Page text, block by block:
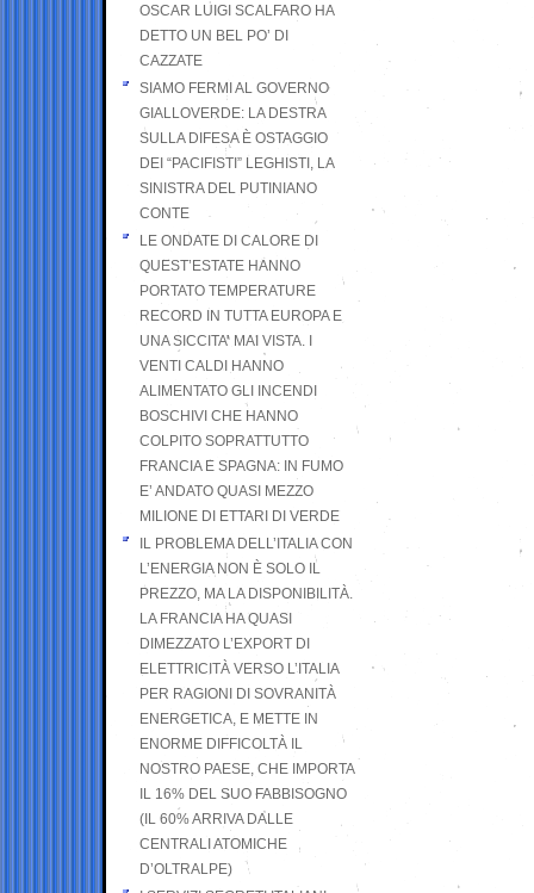
OSCAR LUIGI SCALFARO HA
DETTO UN BEL PO’ DI
CAZZATE
SIAMO FERMI AL GOVERNO
GIALLOVERDE: LA DESTRA
SULLA DIFESA È OSTAGGIO
DEI “PACIFISTI” LEGHISTI, LA
SINISTRA DEL PUTINIANO
CONTE
LE ONDATE DI CALORE DI
QUEST’ESTATE HANNO
PORTATO TEMPERATURE
RECORD IN TUTTA EUROPA E
UNA SICCITA’ MAI VISTA. I
VENTI CALDI HANNO
ALIMENTATO GLI INCENDI
BOSCHIVI CHE HANNO
COLPITO SOPRATTUTTO
FRANCIA E SPAGNA: IN FUMO
E’ ANDATO QUASI MEZZO
MILIONE DI ETTARI DI VERDE
IL PROBLEMA DELL’ITALIA CON
L’ENERGIA NON È SOLO IL
PREZZO, MA LA DISPONIBILITÀ.
LA FRANCIA HA QUASI
DIMEZZATO L’EXPORT DI
ELETTRICITÀ VERSO L’ITALIA
PER RAGIONI DI SOVRANITÀ
ENERGETICA, E METTE IN
ENORME DIFFICOLTÀ IL
NOSTRO PAESE, CHE IMPORTA
IL 16% DEL SUO FABBISOGNO
(IL 60% ARRIVA DALLE
CENTRALI ATOMICHE
D’OLTRALPE)